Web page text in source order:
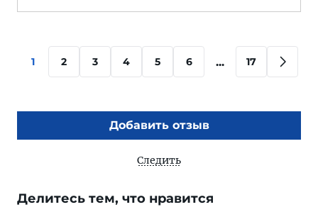
1 2 3 4 5 6 ... 17
Добавить отзыв
Следить
Делитесь тем, что нравится